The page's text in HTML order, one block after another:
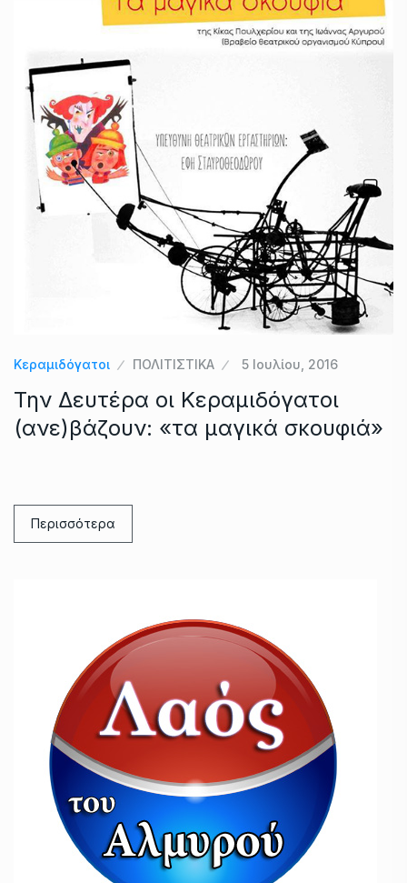
Κεραμιδόγατοι ΠΟΛΙΤΙΣΤΙΚΑ 5 Ιουλίου, 2016
Την Δευτέρα οι Κεραμιδόγατοι
(ανε)βάζουν: «τα μαγικά σκουφιά»
Περισσότερα